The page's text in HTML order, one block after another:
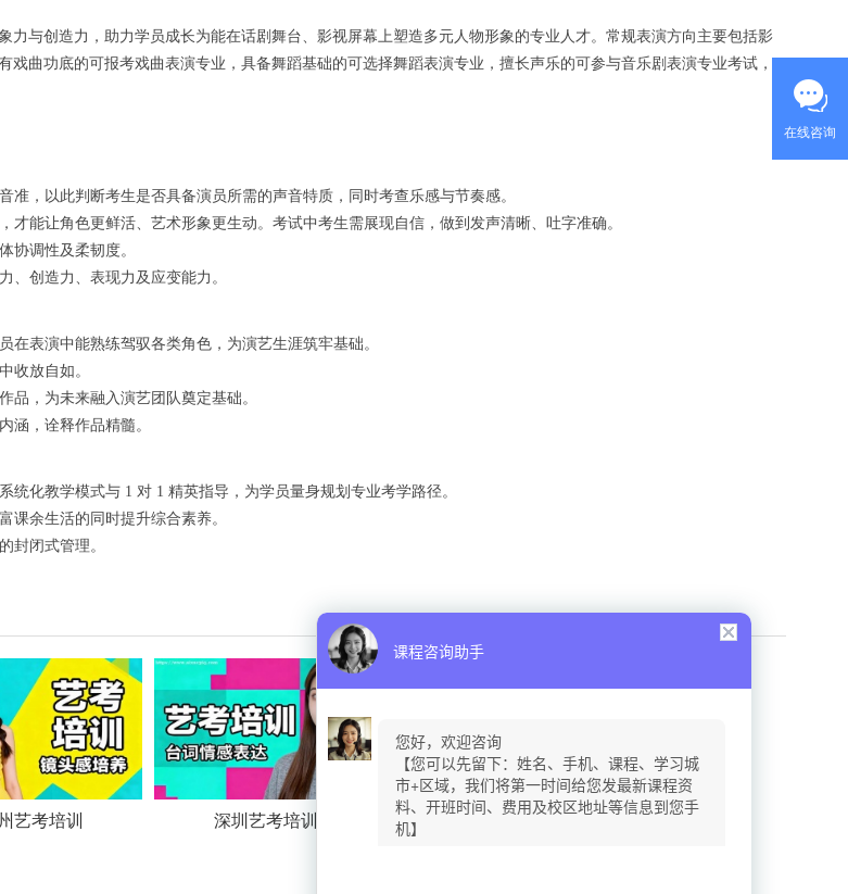
与创造力，助力学员成长为能在话剧舞台、影视屏幕上塑造多元人物形象的专业人才。常规表演方向主要包括影
曲功底的可报考戏曲表演专业，具备舞蹈基础的可选择舞蹈表演专业，擅长声乐的可参与音乐剧表演专业考试，
，以此判断考生是否具备演员所需的声音特质，同时考查乐感与节奏感。
能让角色更鲜活、艺术形象更生动。考试中考生需展现自信，做到发声清晰、吐字准确。
协调性及柔韧度。
、创造力、表现力及应变能力。
表演中能熟练驾驭各类角色，为演艺生涯筑牢基础。
收放自如。
品，为未来融入演艺团队奠定基础。
涵，诠释作品精髓。
化教学模式与 1 对 1 精英指导，为学员量身规划专业考学路径。
课余生活的同时提升综合素养。
封闭式管理。
艺考培训 深圳艺考培训
在线咨询